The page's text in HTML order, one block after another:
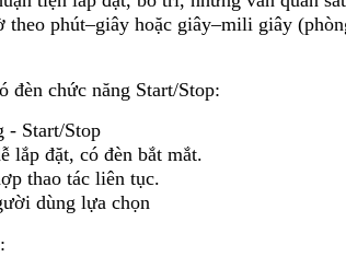
theo phút–giây hoặc giây–mili giây
đèn chức năng Start/Stop:
- Start/Stop
lắp đặt, có đèn bắt mắt.
thao tác liên tục.
dùng lựa chọn